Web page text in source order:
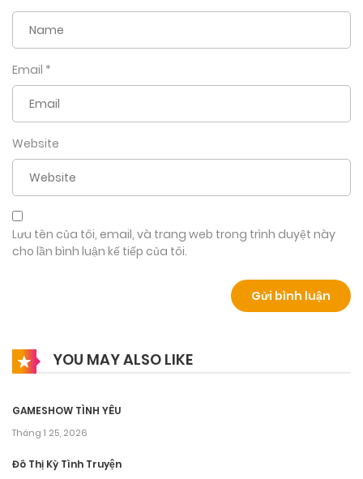
Email *
Website
Lưu tên của tôi, email, và trang web trong trình duyệt này
cho lần bình luận kế tiếp của tôi.
YOU MAY ALSO LIKE
GAMESHOW TÌNH YÊU
Tháng 1 25, 2026
Đô Thị Kỳ Tình Truyện